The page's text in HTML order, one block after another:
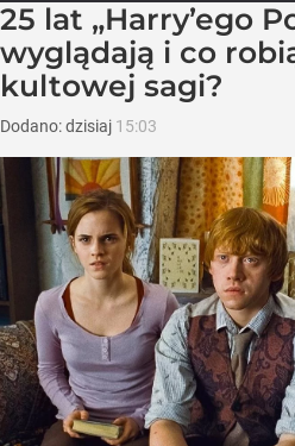
25 lat „Harry’ego
wyglądają i co
kultowej sagi?
Dodano:dzisiaj 15:03